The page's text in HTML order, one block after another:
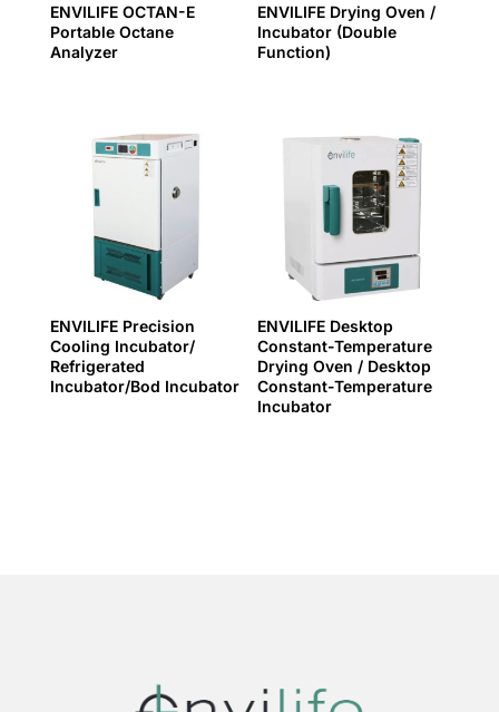
ENVILIFE OCTAN-E
Portable Octane
Analyzer
ENVILIFE Drying Oven /
Incubator (Double
Function)
ENVILIFE Precision
Cooling Incubator/
Refrigerated
Incubator/Bod Incubator
ENVILIFE Desktop
Constant-Temperature
Drying Oven / Desktop
Constant-Temperature
Incubator